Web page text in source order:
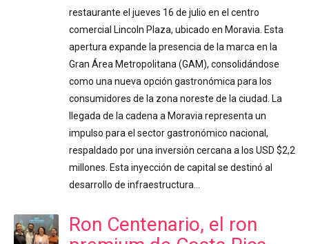
restaurante el jueves 16 de julio en el centro
comercial Lincoln Plaza, ubicado en Moravia. Esta
apertura expande la presencia de la marca en la
Gran Área Metropolitana (GAM), consolidándose
como una nueva opción gastronómica para los
consumidores de la zona noreste de la ciudad. La
llegada de la cadena a Moravia representa un
impulso para el sector gastronómico nacional,
respaldado por una inversión cercana a los USD $2,2
millones. Esta inyección de capital se destinó al
desarrollo de infraestructura…
Ron Centenario, el ron